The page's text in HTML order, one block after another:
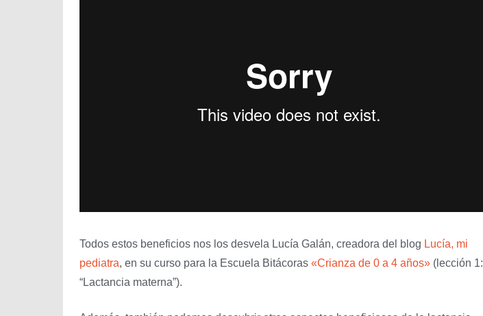
Todos estos beneficios nos los desvela Lucía Galán, creadora del blog Lucía, mi
pediatra, en su curso para la Escuela Bitácoras «Crianza de 0 a 4 años» (lección 1:
“Lactancia materna”).